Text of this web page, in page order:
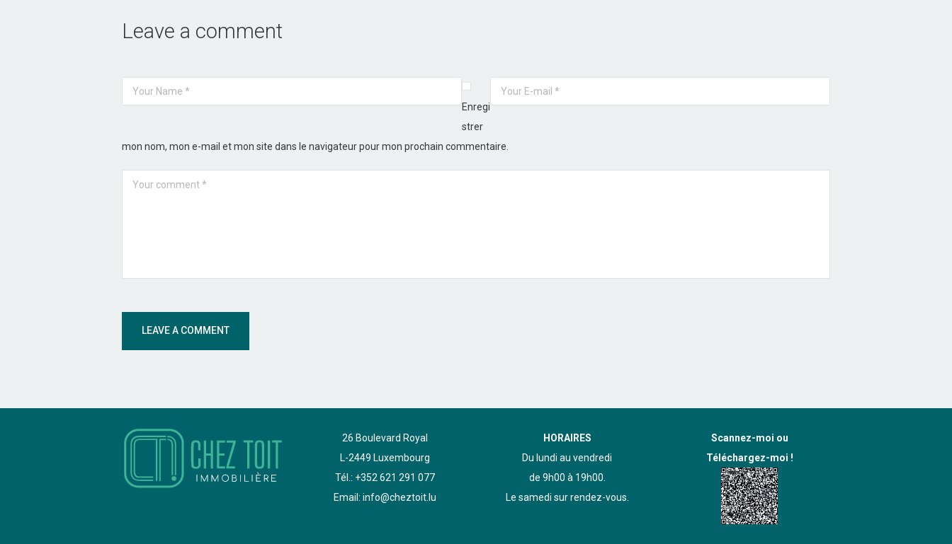
Leave a comment
Enregi
strer
mon nom, mon e-mail et mon site dans le navigateur pour mon prochain commentaire.
26 Boulevard Royal
L-2449 Luxembourg
Tél.: +352 621 291 077
Email: info@cheztoit.lu
HORAIRES
Du lundi au vendredi
de 9h00 à 19h00.
Le samedi sur rendez-vous.
Scannez-moi ou
Téléchargez-moi !